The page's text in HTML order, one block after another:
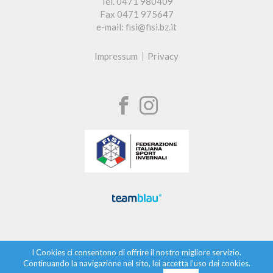
Fax 0471 975647
e-mail: fisi@fisi.bz.it
Impressum Privacy
I Cookies ci consentono di offrire il nostro migliore servizio.
Continuando la navigazione nel sito, lei accetta l’uso dei cookies.